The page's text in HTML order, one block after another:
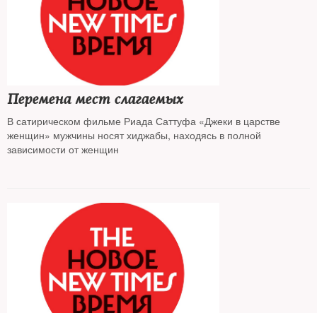
Перемена мест слагаемых
В сатирическом фильме Риада Саттуфа «Джеки в царстве
женщин» мужчины носят хиджабы, находясь в полной
зависимости от женщин